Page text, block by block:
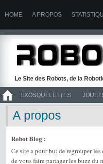
HOME A PROPOS
Le Site des Robots, de la
EXOSQUELETTES
>> ROBOTS
A propos
Robot Blog :
Ce site a pour but de regrouper
de vous faire partager les buzz du